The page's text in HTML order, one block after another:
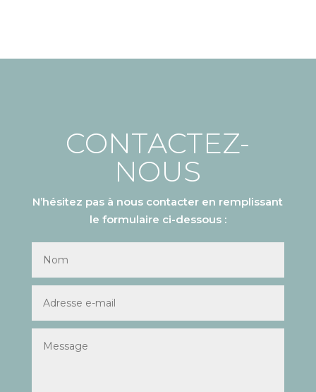
CONTACTEZ-
NOUS
N’hésitez pas à nous contacter en remplissant
le formulaire ci-dessous :